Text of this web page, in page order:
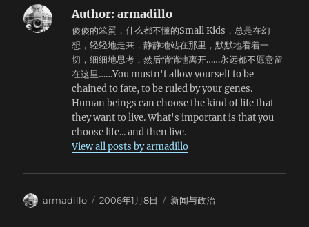
恻，杰弗逊的博大与真诚。这些光辉的名字，在我们国土上已
经是一切美德的象征。他们所代表的，也早 已经不止是一个国
家、一个民族的荣誉了。玛克吐温、惠特曼、爱玛生教育了我
们这一代。是他们使年青的东方人知道了人的尊严，自由的宝
贵；也是他们，在我们 没有民主传统的精神领域里，筑起了在
今天使我们可以有效地抗拒了法西斯思想的长城。这一切以心
传心的精神道德上的寄与，是不能用数字和价值来计算的。中
国 人感谢着"美麦"，感谢着"庚款"，感谢抗战以来的一切一
切的寄赠与援助；但是，在这一切之前，之上，美国在民主政
治上对落后的中国做了一个示范的先驱， 教育了中国人学习华
盛顿、学习林肯，学习杰弗逊，使我们懂得了建立一个民主自
基本的成因。 我们离得很远。百十年来，我们之间接触着的也
还不过是我们两大民族 间的极少数极特殊的一部。但，我们坚
Author: armadillo
傻傻的笨蛋，什么都不懂的Small Kids，总是在幻
想，轻轻地走来，静静地站在那里，默默地看着一
切，细细地思考，然后悄悄地离开……永远都不愿意留
在这里……You mustn't allow yourself to be
chained to fate, to be ruled by your genes.
Human beings can choose the kind of life that
they want to live. What's important is that you
choose life... and then live.
View all posts by armadillo
Author
armadillo
Posted
2006年1月8日 Categories
新闻与政治